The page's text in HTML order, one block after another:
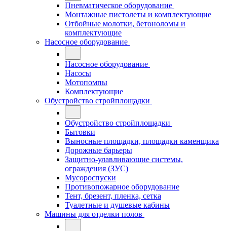
Пневматическое оборудование
Монтажные пистолеты и комплектующие
Отбойные молотки, бетоноломы и
комплектующие
Насосное оборудование
Насосное оборудование
Насосы
Мотопомпы
Комплектующие
Обустройство стройплощадки
Обустройство стройплощадки
Бытовки
Выносные площадки, площадки каменщика
Дорожные барьеры
Защитно-улавливающие системы,
ограждения (ЗУС)
Мусороспуски
Противопожарное оборудование
Тент, брезент, пленка, сетка
Туалетные и душевые кабины
Машины для отделки полов